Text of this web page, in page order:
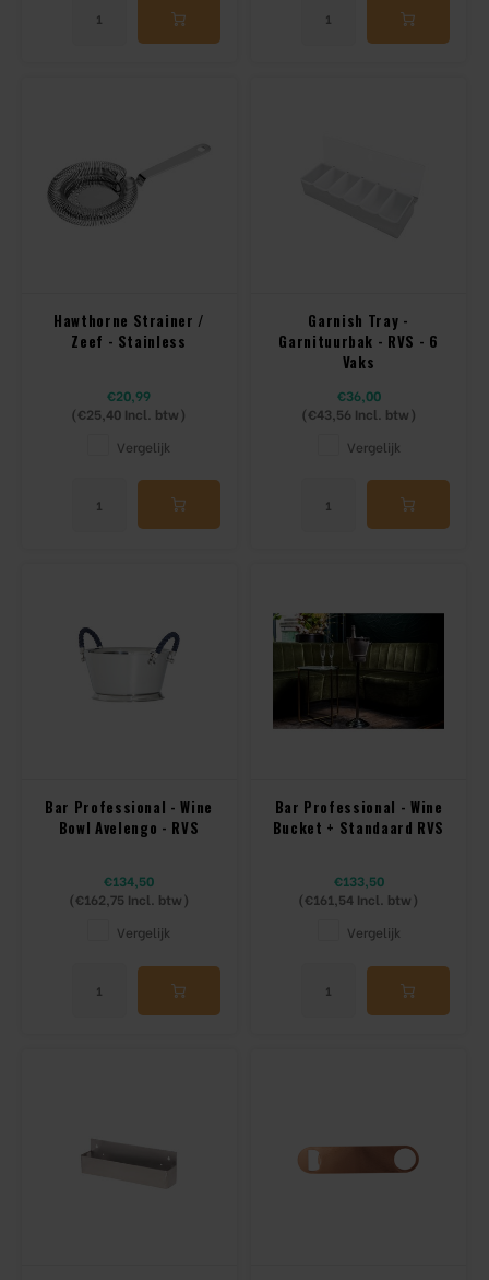
Hawthorne Strainer /
Zeef - Stainless
€20,99
(€25,40 Incl. btw)
Vergelijk
Garnish Tray -
Garnituurbak - RVS - 6
Vaks
€36,00
(€43,56 Incl. btw)
Vergelijk
Bar Professional - Wine
Bowl Avelengo - RVS
€134,50
(€162,75 Incl. btw)
Vergelijk
Bar Professional - Wine
Bucket + Standaard RVS
€133,50
(€161,54 Incl. btw)
Vergelijk